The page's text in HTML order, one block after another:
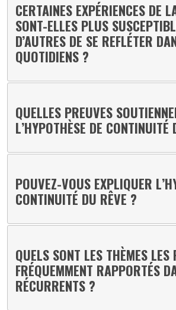
CERTAINES EXPÉRIENCES DE
SONT-ELLES PLUS
D’AUTRES DE SE REFLÉTER
QUOTIDIENS ?
QUELLES PREUVES
L’HYPOTHÈSE DE CONTINUITÉ
POUVEZ-VOUS EXPLIQUER
CONTINUITÉ DU RÊVE ?
QUELS SONT LES THÈMES LES
FRÉQUEMMENT RAPPORTÉS
RÉCURRENTS ?